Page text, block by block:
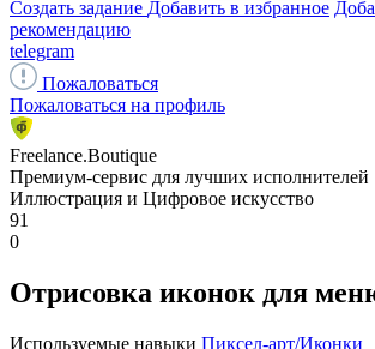
Создать задание Добавить в избранное
рекомендацию
telegram
Пожаловаться
Пожаловаться на профиль
Freelance.Boutique
Премиум-сервис для лучших исполнителей
Иллюстрация и Цифровое искусство
91
0
Отрисовка иконок для
Используемые навыки Пиксел-арт/Иконки